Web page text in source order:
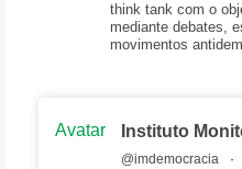
think tank com o
mediante debates,
movimentos
Avatar Instituto
@imdemocracia ·